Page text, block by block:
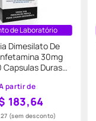
de Laboratório
Dimesilato De
30mg
Capsulas Duras
partir de
183,64
(sem desconto)